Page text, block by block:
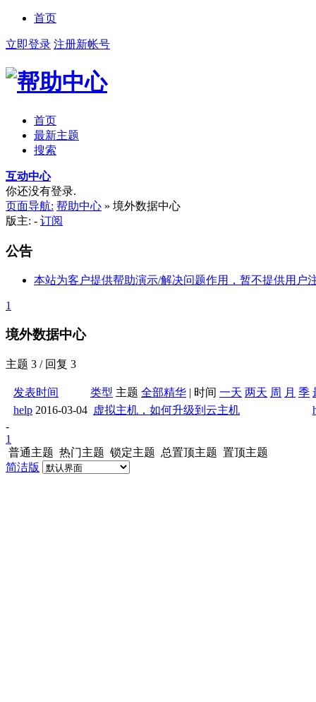
首页
立即登录 注册新帐号
首页
最新主题
搜索
互动中心
你还没有登录.
页面导航: 帮助中心 » 境外数据中心
版主: - 订阅
公告
本站为客户提供帮助演示/解决问题作用，暂不提供用户
1
境外数据中心
主题 3 / 回复 3
发表时间 类型 主题 全部精华 | 时间 一天 两天 周 月 季
help 2016-03-04 虚拟主机，如何升级到云主机
-
1
普通主题 热门主题 锁定主题 总置顶主题 置顶主题
简洁版